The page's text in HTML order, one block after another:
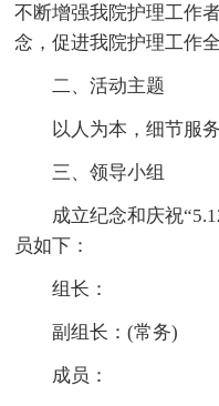
不断增强我院护理工作
念，促进我院护理工作
二、活动主题
以人为本，细节服
三、领导小组
成立纪念和庆祝
员如下：
组长：
副组长：(常务)
成员：